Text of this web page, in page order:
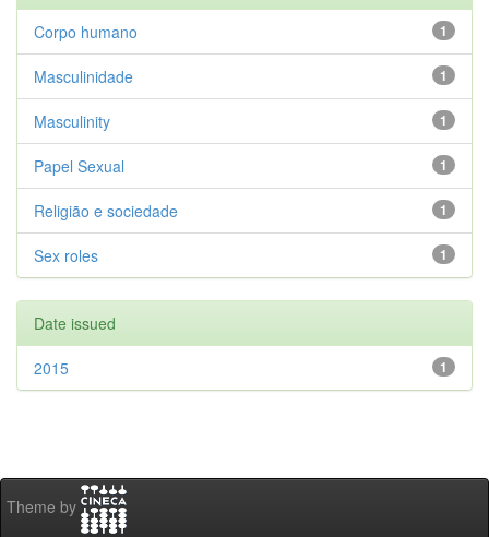
1
Corpo humano
1
Masculinidade
1
Masculinity
1
Papel Sexual
1
Religião e sociedade
1
Sex roles
Date issued
1
2015
Theme by